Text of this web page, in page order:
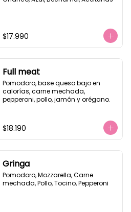
$17.990
Full meat
Pomodoro, base queso bajo en
calorías, carne mechada,
pepperoni, pollo, jamón y orégano.
$18.190
Gringa
Pomodoro, Mozzarella, Carne
mechada, Pollo, Tocino, Pepperoni